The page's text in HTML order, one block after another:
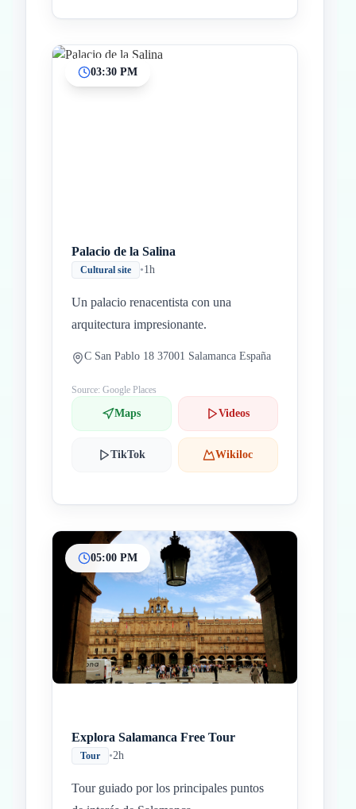
03:30 PM
Palacio de la Salina
Cultural site •1h
Un palacio renacentista con una
arquitectura impresionante.
C San Pablo 18 37001 Salamanca España
Source: Google Places
Maps Videos
TikTok Wikiloc
05:00 PM
Explora Salamanca Free Tour
Tour •2h
Tour guiado por los principales puntos